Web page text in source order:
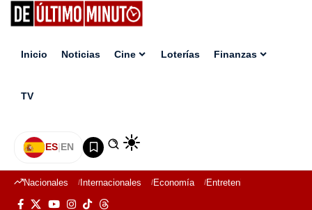
Inicio Noticias Cine Loterías Finanzas
TV
ES|EN
Nacionales Internacionales Economía Entretenimiento